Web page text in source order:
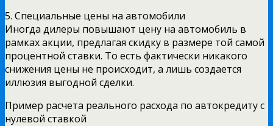
5. Специальные цены на автомобили
Иногда дилеры повышают цену на автомобиль в
рамках акции, предлагая скидку в размере той самой
процентной ставки. То есть фактически никакого
снижения цены не происходит, а лишь создается
иллюзия выгодной сделки.
Пример расчета реального расхода по автокредиту с
нулевой ставкой